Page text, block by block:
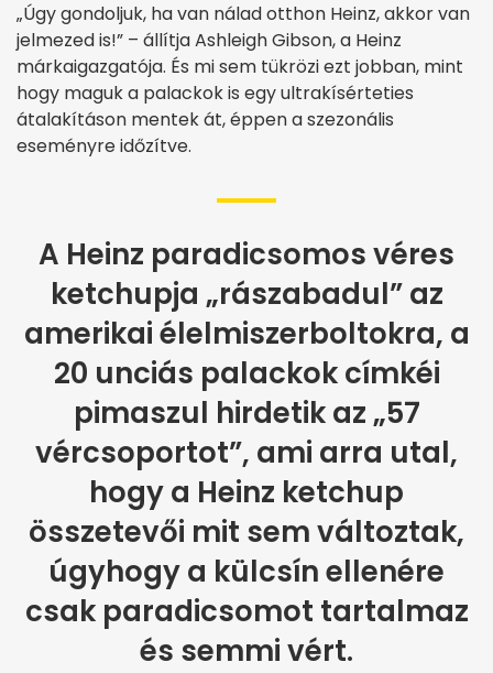
„Úgy gondoljuk, ha van nálad otthon Heinz, akkor van
jelmezed is!” – állítja Ashleigh Gibson, a Heinz
márkaigazgatója. És mi sem tükrözi ezt jobban, mint
hogy maguk a palackok is egy ultrakísérteties
átalakításon mentek át, éppen a szezonális
eseményre időzítve.
A Heinz paradicsomos véres
ketchupja „rászabadul” az
amerikai élelmiszerboltokra, a
20 unciás palackok címkéi
pimaszul hirdetik az „57
vércsoportot”, ami arra utal,
hogy a Heinz ketchup
összetevői mit sem változtak,
úgyhogy a külcsín ellenére
csak paradicsomot tartalmaz
és semmi vért.